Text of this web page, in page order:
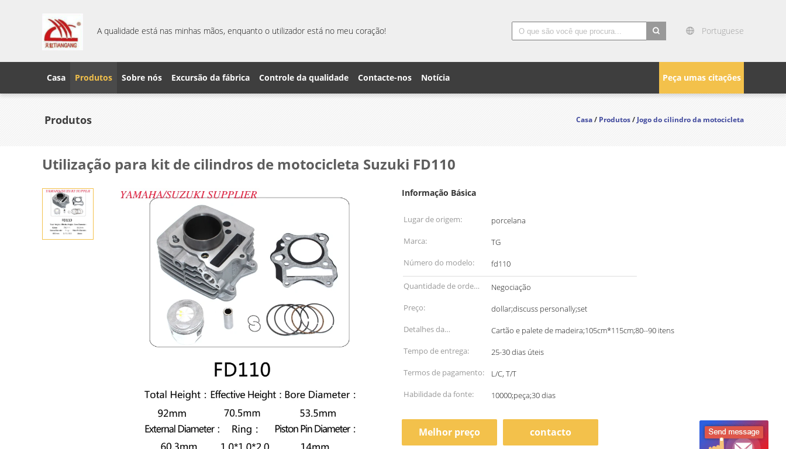
A qualidade está nas minhas mãos, enquanto o utilizador está no meu coração!
Portuguese
Peça umas citações
Casa Produtos Sobre nós Excursão da fábrica Controle da qualidade Contacte-nos Notícia
Produtos Casa/Produtos/Jogo do cilindro da motocicleta
Utilização para kit de cilindros de motocicleta Suzuki FD110
Informação Básica
Lugar de origem:
porcelana
Marca:
TG
Número do modelo:
fd110
Quantidade de ordem
mínima:
Negociação
Preço:
dollar;discuss personally;set
Detalhes da
embalagem:
Cartão e palete de madeira;105cm*115cm;80--90 itens
Tempo de entrega:
25-30 dias úteis
Termos de pagamento:
L/C, T/T
Habilidade da fonte:
10000;peça;30 dias
Melhor preço contacto